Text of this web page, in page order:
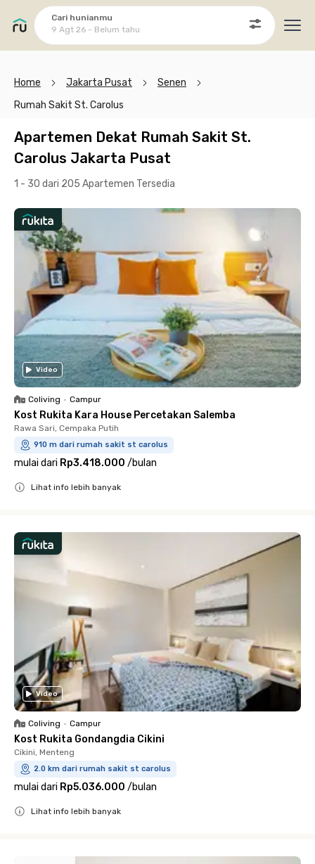
Cari hunianmu
9 Agt 26 - Belum tahu
Home Jakarta Pusat
Senen
Rumah Sakit St. Carolus
Apartemen Dekat Rumah Sakit St.
Carolus Jakarta Pusat
1 - 30 dari 205 Apartemen Tersedia
Video
Coliving • Campur
Kost Rukita Kara House Percetakan Salemba
Rawa Sari, Cempaka Putih
910 m dari rumah sakit st carolus
mulai dari Rp3.418.000 /bulan
Lihat info lebih banyak
Video
Coliving • Campur
Kost Rukita Gondangdia Cikini
Cikini, Menteng
2.0 km dari rumah sakit st carolus
mulai dari Rp5.036.000 /bulan
Lihat info lebih banyak